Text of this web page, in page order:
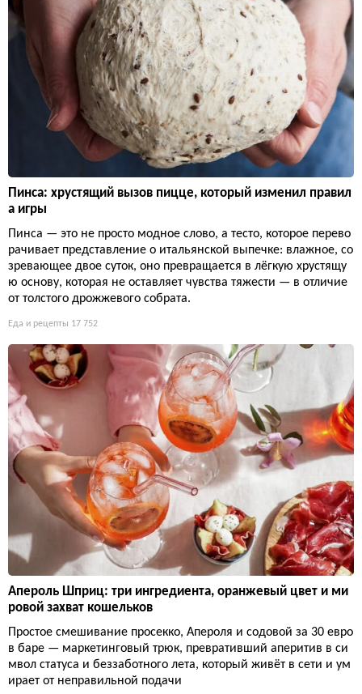
Пинса: хрустящий вызов пицце, который изменил правил
а игры
Пинса — это не просто модное слово, а тесто, которое перево
рачивает представление о итальянской выпечке: влажное, со
зревающее двое суток, оно превращается в лёгкую хрустящу
ю основу, которая не оставляет чувства тяжести — в отличие
от толстого дрожжевого собрата.
Еда и рецепты 17 752
Апероль Шприц: три ингредиента, оранжевый цвет и ми
ровой захват кошельков
Простое смешивание просекко, Апероля и содовой за 30 евро
в баре — маркетинговый трюк, превративший аперитив в си
мвол статуса и беззаботного лета, который живёт в сети и ум
ирает от неправильной подачи